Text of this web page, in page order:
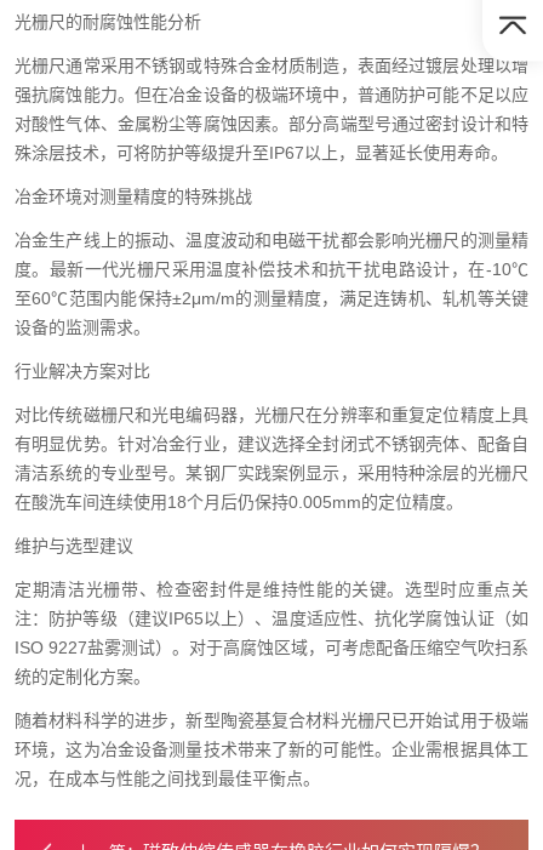
光栅尺的耐腐蚀性能分析
光栅尺通常采用不锈钢或特殊合金材质制造，表面经过镀层处理以增
强抗腐蚀能力。但在冶金设备的极端环境中，普通防护可能不足以应
对酸性气体、金属粉尘等腐蚀因素。部分高端型号通过密封设计和特
殊涂层技术，可将防护等级提升至IP67以上，显著延长使用寿命。
冶金环境对测量精度的特殊挑战
冶金生产线上的振动、温度波动和电磁干扰都会影响光栅尺的测量精
度。最新一代光栅尺采用温度补偿技术和抗干扰电路设计，在-10℃
至60℃范围内能保持±2μm/m的测量精度，满足连铸机、轧机等关键
设备的监测需求。
行业解决方案对比
对比传统磁栅尺和光电编码器，光栅尺在分辨率和重复定位精度上具
有明显优势。针对冶金行业，建议选择全封闭式不锈钢壳体、配备自
清洁系统的专业型号。某钢厂实践案例显示，采用特种涂层的光栅尺
在酸洗车间连续使用18个月后仍保持0.005mm的定位精度。
维护与选型建议
定期清洁光栅带、检查密封件是维持性能的关键。选型时应重点关
注：防护等级（建议IP65以上）、温度适应性、抗化学腐蚀认证（如
ISO 9227盐雾测试）。对于高腐蚀区域，可考虑配备压缩空气吹扫系
统的定制化方案。
随着材料科学的进步，新型陶瓷基复合材料光栅尺已开始试用于极端
环境，这为冶金设备测量技术带来了新的可能性。企业需根据具体工
况，在成本与性能之间找到最佳平衡点。